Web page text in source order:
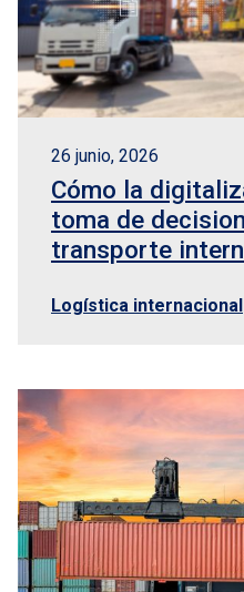
26 junio, 2026
Cómo la
toma de
transporte
Logística internacional